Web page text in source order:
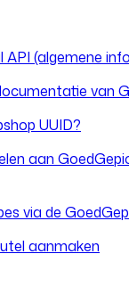
(algemene
van
UUID?
aan
via de
aanmaken